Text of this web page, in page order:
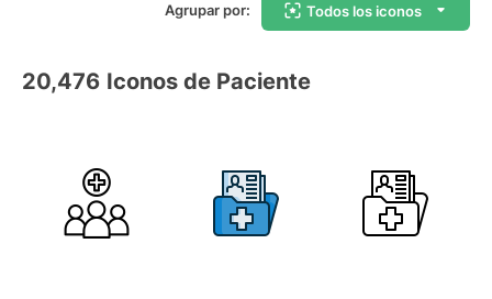
Agrupar por: Todos los iconos
20,476 Iconos de Paciente